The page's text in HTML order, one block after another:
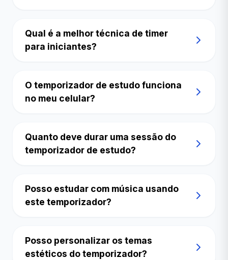
Qual é a melhor técnica de timer
para iniciantes?
O temporizador de estudo funciona
no meu celular?
Quanto deve durar uma sessão do
temporizador de estudo?
Posso estudar com música usando
este temporizador?
Posso personalizar os temas
estéticos do temporizador?